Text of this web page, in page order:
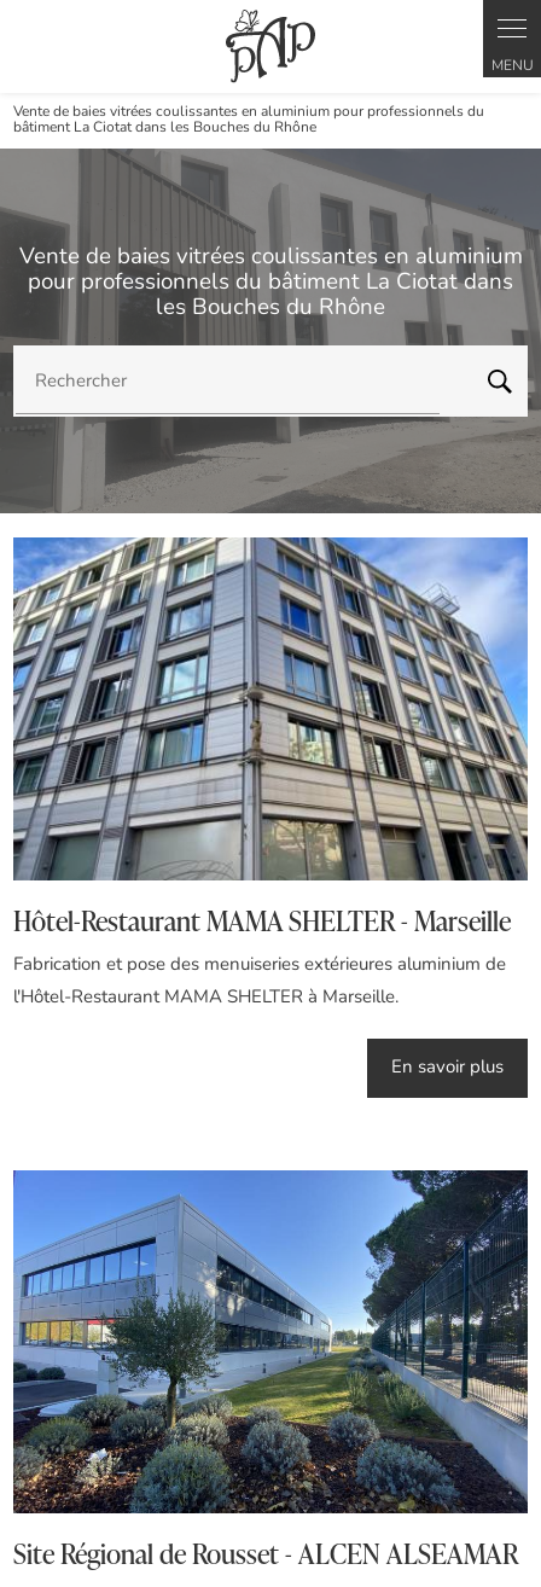
Vente de baies vitrées coulissantes en aluminium pour professionnels du
bâtiment La Ciotat dans les Bouches du Rhône
Vente de baies vitrées coulissantes en aluminium
pour professionnels du bâtiment La Ciotat dans
les Bouches du Rhône
Rechercher
Hôtel-Restaurant MAMA SHELTER - Marseille
Fabrication et pose des menuiseries extérieures aluminium de
l'Hôtel-Restaurant MAMA SHELTER à Marseille.
En savoir plus
Site Régional de Rousset - ALCEN ALSEAMAR
Panneau de gestion des cookies